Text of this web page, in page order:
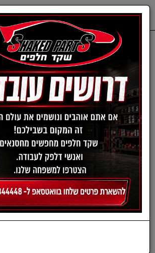
שמנים ותוספים שמני מנוע לרכב
שמני מנוע לרכב
‹
«
1
(current)
2
סינון ומיון ›